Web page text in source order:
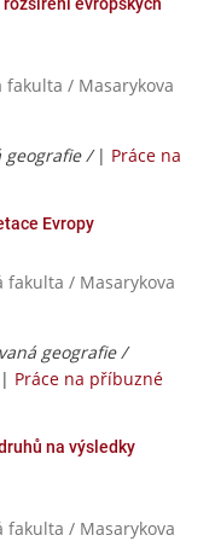
fakulta / Masarykova
geografie / | Práce na
Evropy
fakulta / Masarykova
geografie /
| Práce na příbuzné
na výsledky
fakulta / Masarykova